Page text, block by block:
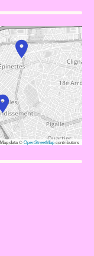
Map data ©OpenStreetMapcontributors